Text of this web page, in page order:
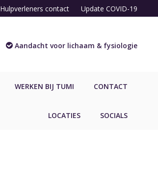
Hulpverleners contact Update COVID-19
Aandacht voor lichaam & fysiologie
WERKEN BIJ TUMI CONTACT
LOCATIES SOCIALS